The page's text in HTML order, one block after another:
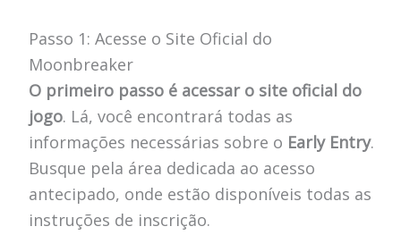
Passo 1: Acesse o Site Oficial do
Moonbreaker
O primeiro passo é acessar o site oficial do
jogo. Lá, você encontrará todas as
informações necessárias sobre o Early Entry.
Busque pela área dedicada ao acesso
antecipado, onde estão disponíveis todas as
instruções de inscrição.